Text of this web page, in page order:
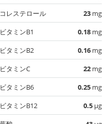
コレステロール
23 mg
ビタミンB1
0.18 mg
ビタミンB2
0.16 mg
ビタミンC
22 mg
ビタミンB6
0.25 mg
ビタミンB12
0.5 µg